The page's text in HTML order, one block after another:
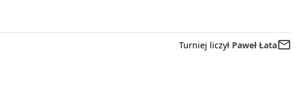
Turniej liczył Paweł Łatamail_outline